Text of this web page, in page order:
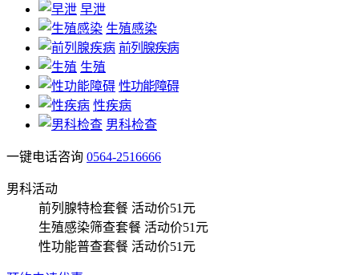
早泄
生殖感染
前列腺疾病
生殖
性功能障碍
性疾病
男科检查
一键电话咨询 0564-2516666
男科活动
前列腺特检套餐 活动价51元
生殖感染筛查套餐 活动价51元
性功能普查套餐 活动价51元